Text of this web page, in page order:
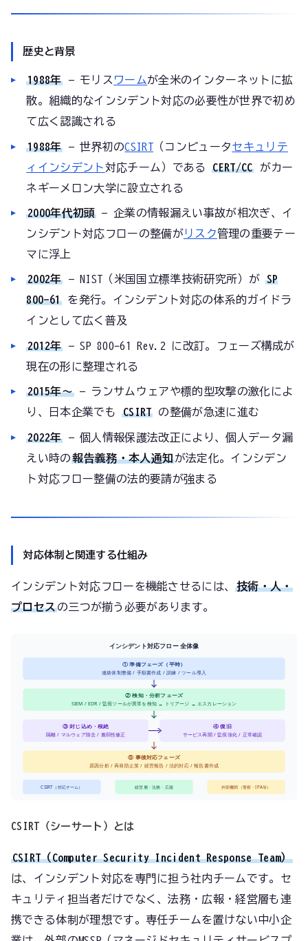
歴史と背景
1988年 — モリス ワームが全米のインターネットに拡
散。組織的なインシデント対応の必要性が世界で初め
て広く認識される
1988年 — 世界初のCSIRT （コンピュータセキュリテ
ィインシデント対応チーム）である CERT/CC がカー
ネギーメロン大学に設立される
2000年代初頭 — 企業の情報漏えい事故が相次ぎ、イ
ンシデント対応フローの整備がリスク管理の重要テー
マに浮上
2002年 — NIST（米国国立標準技術研究所）がSP
800-61を発行。インシデント対応の体系的ガイドラ
インとして広く普及
2012年 — SP 800-61 Rev.2 に改訂。フェーズ構成が
現在の形に整理される
2015年〜— ランサムウェアや標的型攻撃の激化によ
り、日本企業でもCSIRT の整備が急速に進む
2022年 — 個人情報保護法改正により、個人データ漏
えい時の 報告義務・本人通知が法定化。インシデン
ト対応フロー整備の法的要請が強まる
対応体制と関連する仕組み
インシデント対応フローを機能させるには、技術・人・
プロセスの三つが揃う必要があります。
インシデント対応フロー 全体像
① 準備フェーズ（平時）
連絡体制整備 / 手順書作成 / 訓練 / ツール導入
② 検知・分析フェーズ
SIEM / EDR / 監視ツールが異常を検知 → トリアージ → エスカレーション
③ 封じ込め・根絶
隔離 / マルウェア除去 / 脆弱性修正
④ 復旧
サービス再開 / 監視強化 / 正常確認
⑤ 事後対応フェーズ
原因分析 / 再発防止策 / 経営報告 / 法的対応 / 報告書作成
CSIRT（対応チーム） 経営層・法務・広報 外部機関（警察・IPA等）
CSIRT（シーサート）とは
CSIRT（Computer Security Incident Response Team）
は、インシデント対応を専門に担う社内チームです。セ
キュリティ担当者だけでなく、法務・広報・経営層も連
携できる体制が理想です。専任チームを置けない中小企